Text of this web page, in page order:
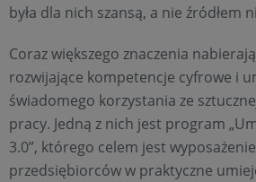
była dla nich szansą, a nie źródłem
Coraz większego znaczenia
rozwijające kompetencje cyfrowe i
świadomego korzystania ze
pracy. Jedną z nich jest program
3.0”, którego celem jest
przedsiębiorców w praktyczne